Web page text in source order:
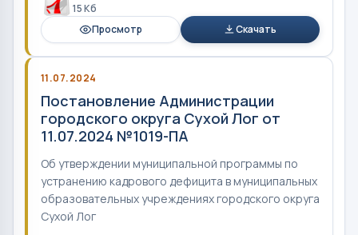
15 Кб
Просмотр
Скачать
11.07.2024
Постановление Администрации
городского округа Сухой Лог от
11.07.2024 №1019-ПА
Об утверждении муниципальной программы по
устранению кадрового дефицита в муниципальных
образовательных учреждениях городского округа
Сухой Лог